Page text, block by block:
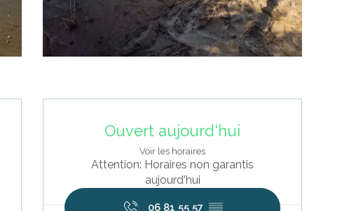
Ouvert aujourd'hui
Voir les horaires
Attention: Horaires non garantis
aujourd'hui
06 81 55 57 ▒▒